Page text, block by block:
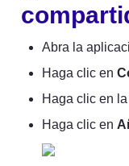
Abra la
Haga clic en
Haga clic en
Haga clic en